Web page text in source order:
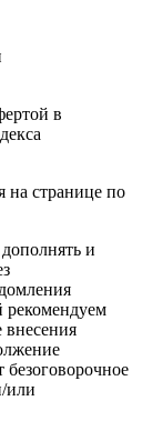
в
на странице по
и
рекомендуем
внесения
безоговорочное
или